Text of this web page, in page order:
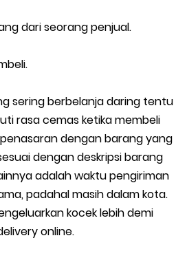
dari seorang penjual.
sering berbelanja daring tentu
rasa cemas ketika membeli
dengan barang yang
dengan deskripsi barang
adalah waktu pengiriman
padahal masih dalam kota.
kocek lebih demi
online.